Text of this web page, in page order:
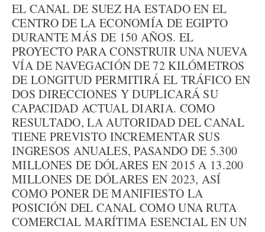
EL CANAL DE SUEZ HA ESTADO EN EL
CENTRO DE LA ECONOMÍA DE EGIPTO
DURANTE MÁS DE 150 AÑOS. EL
PROYECTO PARA CONSTRUIR UNA NUEVA
VÍA DE NAVEGACIÓN DE 72 KILÓMETROS
DE LONGITUD PERMITIRÁ EL TRÁFICO EN
DOS DIRECCIONES Y DUPLICARÁ SU
CAPACIDAD ACTUAL DIARIA. COMO
RESULTADO, LA AUTORIDAD DEL CANAL
TIENE PREVISTO INCREMENTAR SUS
INGRESOS ANUALES, PASANDO DE 5.300
MILLONES DE DÓLARES EN 2015 A 13.200
MILLONES DE DÓLARES EN 2023, ASÍ
COMO PONER DE MANIFIESTO LA
POSICIÓN DEL CANAL COMO UNA RUTA
COMERCIAL MARÍTIMA ESENCIAL EN UN